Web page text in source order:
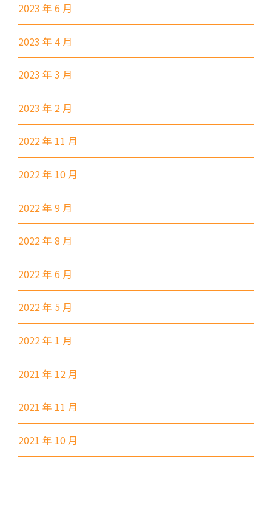
2023 年 6 月
2023 年 4 月
2023 年 3 月
2023 年 2 月
2022 年 11 月
2022 年 10 月
2022 年 9 月
2022 年 8 月
2022 年 6 月
2022 年 5 月
2022 年 1 月
2021 年 12 月
2021 年 11 月
2021 年 10 月